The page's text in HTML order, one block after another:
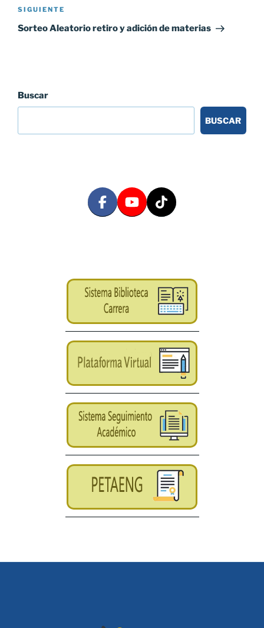
Siguiente
entrada
SIGUIENTE
Sorteo Aleatorio retiro y adición de materias
Buscar
BUSCAR